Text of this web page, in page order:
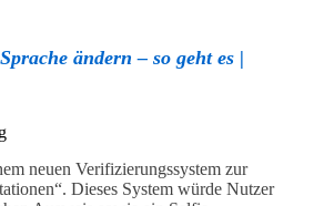
ändern – so geht es |
neuen Verifizierungssystem zur
Dieses System würde Nutzer